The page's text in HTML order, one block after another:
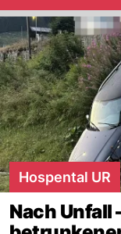
Hospental UR
Nach